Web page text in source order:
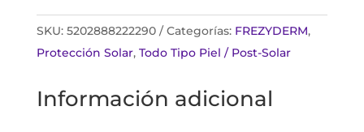
screen
velvet
cantidad
SKU: 5202888222290 Categorías: FREZYDERM,
Protección Solar, Todo Tipo Piel / Post-Solar
Información adicional